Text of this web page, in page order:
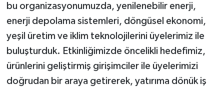
bu organizasyonumuzda, yenilenebilir enerji,
enerji depolama sistemleri, döngüsel ekonomi,
yeşil üretim ve iklim teknolojilerini üyelerimiz ile
buluşturduk. Etkinliğimizde öncelikli hedefimiz,
ürünlerini geliştirmiş girişimciler ile üyelerimizi
doğrudan bir araya getirerek, yatırıma dönük iş